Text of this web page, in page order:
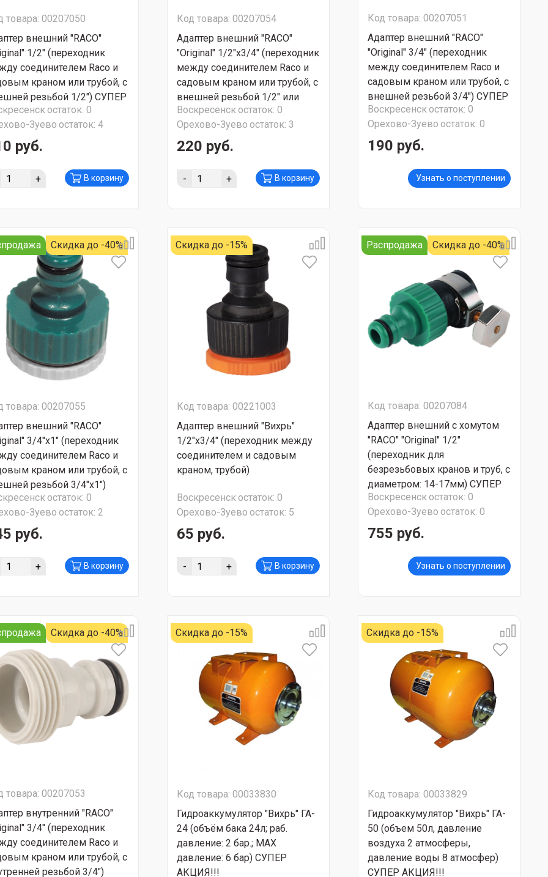
товара: 00207050
внешний "RACO"
1/2" (переходник
соединителем Raco и
краном или трубой, с
резьбой 1/2") СУПЕР
остаток: 0
Зуево остаток: 4
руб.
+ В корзину
Код товара: 00207054
Адаптер внешний "RACO"
"Original" 1/2"х3/4" (переходник
между соединителем Raco и
садовым краном или трубой, с
внешней резьбой 1/2" или
3/4") СУПЕР АКЦИЯ!!!
Воскресенскостаток: 0
Орехово-Зуево остаток: 3
220 руб.
- + В корзину
Код товара: 00207051
Адаптер внешний "RACO"
"Original" 3/4" (переходник
между соединителем Raco и
садовым краном или трубой, с
внешней резьбой 3/4") СУПЕР
АКЦИЯ!!!
Воскресенскостаток: 0
Орехово-Зуево остаток: 0
190 руб.
Узнать о поступлении
Скидка до -40%
товара: 00207055
внешний "RACO"
3/4"х1" (переходник
соединителем Raco и
краном или трубой, с
резьбой 3/4"х1")
АКЦИЯ!!!остаток: 0
Зуево остаток: 2
руб.
+ В корзину
Скидка до -15%
Код товара: 00221003
Адаптер внешний "Вихрь"
1/2"х3/4" (переходник между
соединителем и садовым
краном, трубой)
Воскресенскостаток: 0
Орехово-Зуево остаток: 5
65 руб.
- + В корзину
Распродажа Скидка до -40%
Код товара: 00207084
Адаптер внешний с хомутом
"RACO" "Original" 1/2"
(переходник для
безрезьбовых кранов и труб, с
диаметром: 14-17мм) СУПЕР
АКЦИЯ!!!
Воскресенскостаток: 0
Орехово-Зуево остаток: 0
755 руб.
Узнать о поступлении
Скидка до -40%
товара: 00207053
внутренний "RACO"
3/4" (переходник
соединителем Raco и
краном или трубой, с
резьбой 3/4")
Скидка до -15%
Код товара: 00033830
Гидроаккумулятор "Вихрь" ГА-
24 (объём бака 24л; раб.
давление: 2 бар.; MAX
давление: 6 бар) СУПЕР
АКЦИЯ!!!
Скидка до -15%
Код товара: 00033829
Гидроаккумулятор "Вихрь" ГА-
50 (объем 50л, давление
воздуха 2 атмосферы,
давление воды 8 атмосфер)
СУПЕР АКЦИЯ!!!